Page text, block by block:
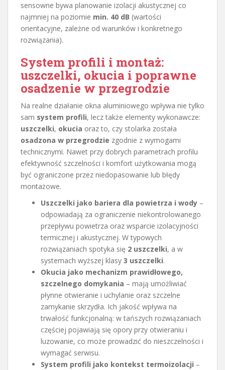
sensowne bywa planowanie izolacji akustycznej co
najmniej na poziomie min. 40 dB (wartości
orientacyjne, zależne od warunków i konkretnego
rozwiązania).
System profili i montaż:
uszczelki, okucia i poprawne
osadzenie w przegrodzie
Na realne działanie okna aluminiowego wpływa nie tylko
sam system profili, lecz także elementy wykonawcze:
uszczelki, okucia oraz to, czy stolarka została
osadzona w przegrodzie zgodnie z wymogami
technicznymi. Nawet przy dobrych parametrach profilu
efektywność szczelności i komfort użytkowania mogą
być ograniczone przez niedopasowanie lub błędy
montażowe.
Uszczelki jako bariera dla powietrza i wody –
odpowiadają za ograniczenie niekontrolowanego
przepływu powietrza oraz wsparcie izolacyjności
termicznej i akustycznej. W typowych
rozwiązaniach spotyka się 2 uszczelki, a w
systemach wyższej klasy 3 uszczelki.
Okucia jako mechanizm prawidłowego,
szczelnego domykania – mają umożliwiać
płynne otwieranie i uchylanie oraz szczelne
zamykanie skrzydła. Ich jakość wpływa na
trwałość funkcjonalną: w tańszych rozwiązaniach
częściej pojawiają się opory przy otwieraniu i
luzowanie, co może prowadzić do nieszczelności i
wymagać serwisu.
System profili jako kontekst termoizolacji –